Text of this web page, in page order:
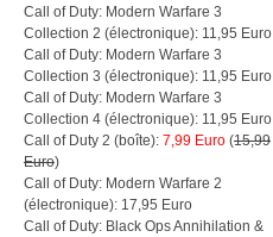
Call of Duty: Modern Warfare 3
Collection 2 (électronique): 11,95 Euro
Call of Duty: Modern Warfare 3
Collection 3 (électronique): 11,95 Euro
Call of Duty: Modern Warfare 3
Collection 4 (électronique): 11,95 Euro
Call of Duty 2 (boîte): 7,99 Euro (15,99
Euro)
Call of Duty: Modern Warfare 2
(électronique): 17,95 Euro
Call of Duty: Black Ops Annihilation &